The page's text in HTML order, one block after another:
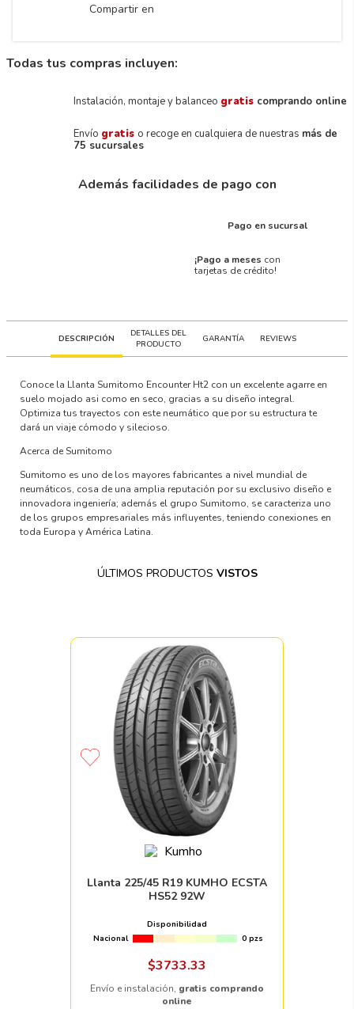
Compartir en
Todas tus compras incluyen:
Instalación, montaje y balanceo gratis comprando online
Envío gratis o recoge en cualquiera de nuestras más de
75 sucursales
Además facilidades de pago con
Pago en sucursal
¡Pago a meses con
tarjetas de crédito!
DESCRIPCIÓN
DETALLES DEL
PRODUCTO
GARANTÍA REVIEWS
Conoce la Llanta Sumitomo Encounter Ht2 con un excelente agarre en
suelo mojado asi como en seco, gracias a su diseño integral.
Optimiza tus trayectos con este neumático que por su estructura te
dará un viaje cómodo y silecioso.
Acerca de Sumitomo
Sumitomo es uno de los mayores fabricantes a nivel mundial de
neumáticos, cosa de una amplia reputación por su exclusivo diseño e
innovadora ingeniería; además el grupo Sumitomo, se caracteriza uno
de los grupos empresariales más influyentes, teniendo conexiones en
toda Europa y América Latina.
ÚLTIMOS PRODUCTOS VISTOS
Llanta 225/45 R19 KUMHO ECSTA
HS52 92W
Disponibilidad
Nacional
0 pzs
$3733.33
Envío e instalación, gratis comprando
online